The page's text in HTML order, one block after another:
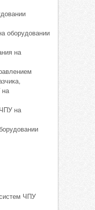
оборудовании
на
на
ЧПУ